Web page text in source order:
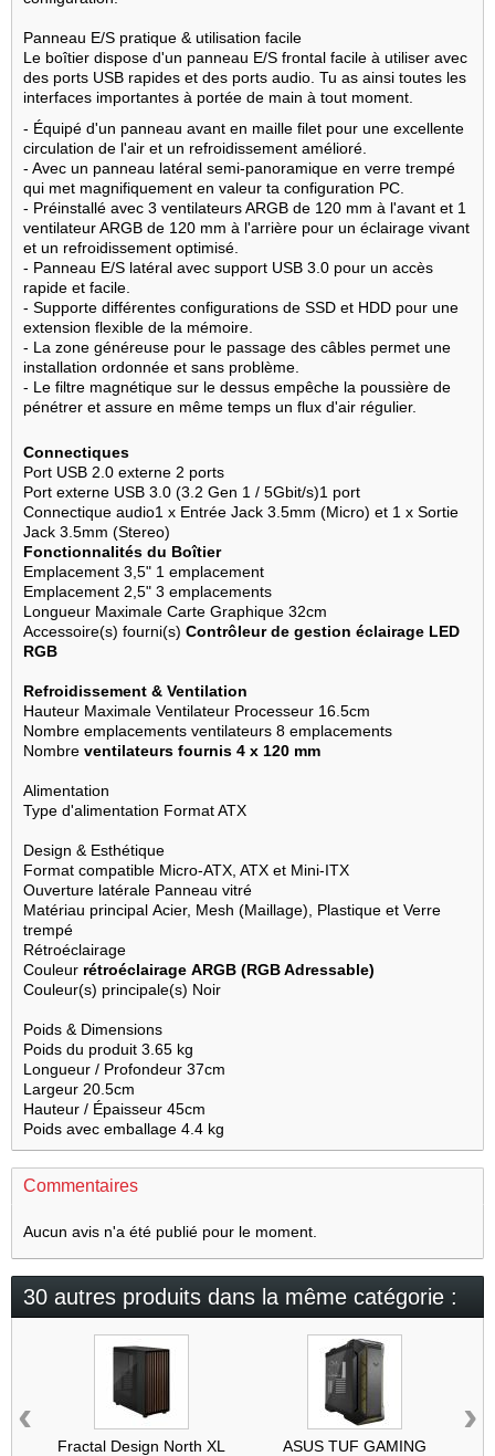
Panneau E/S pratique & utilisation facile
Le boîtier dispose d'un panneau E/S frontal facile à utiliser avec
des ports USB rapides et des ports audio. Tu as ainsi toutes les
interfaces importantes à portée de main à tout moment.
- Équipé d'un panneau avant en maille filet pour une excellente
circulation de l'air et un refroidissement amélioré.
- Avec un panneau latéral semi-panoramique en verre trempé
qui met magnifiquement en valeur ta configuration PC.
- Préinstallé avec 3 ventilateurs ARGB de 120 mm à l'avant et 1
ventilateur ARGB de 120 mm à l'arrière pour un éclairage vivant
et un refroidissement optimisé.
- Panneau E/S latéral avec support USB 3.0 pour un accès
rapide et facile.
- Supporte différentes configurations de SSD et HDD pour une
extension flexible de la mémoire.
- La zone généreuse pour le passage des câbles permet une
installation ordonnée et sans problème.
- Le filtre magnétique sur le dessus empêche la poussière de
pénétrer et assure en même temps un flux d'air régulier.
Connectiques
Port USB 2.0 externe 2 ports
Port externe USB 3.0 (3.2 Gen 1 / 5Gbit/s)1 port
Connectique audio1 x Entrée Jack 3.5mm (Micro) et 1 x Sortie
Jack 3.5mm (Stereo)
Fonctionnalités du Boîtier
Emplacement 3,5" 1 emplacement
Emplacement 2,5" 3 emplacements
Longueur Maximale Carte Graphique 32cm
Accessoire(s) fourni(s) Contrôleur de gestion éclairage LED
RGB
Refroidissement & Ventilation
Hauteur Maximale Ventilateur Processeur 16.5cm
Nombre emplacements ventilateurs 8 emplacements
Nombre ventilateurs fournis 4 x 120 mm
Alimentation
Type d'alimentation Format ATX
Design & Esthétique
Format compatible Micro-ATX, ATX et Mini-ITX
Ouverture latérale Panneau vitré
Matériau principal Acier, Mesh (Maillage), Plastique et Verre
trempé
Rétroéclairage
Couleur rétroéclairage ARGB (RGB Adressable)
Couleur(s) principale(s) Noir
Poids & Dimensions
Poids du produit 3.65 kg
Longueur / Profondeur 37cm
Largeur 20.5cm
Hauteur / Épaisseur 45cm
Poids avec emballage 4.4 kg
Commentaires
Aucun avis n'a été publié pour le moment.
30 autres produits dans la même catégorie :
Fractal Design North XL
ASUS TUF GAMING
‹ ›